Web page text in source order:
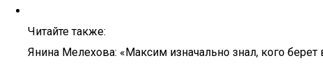
Читайте также:
Янина Мелехова: «Максим изначально знал, кого